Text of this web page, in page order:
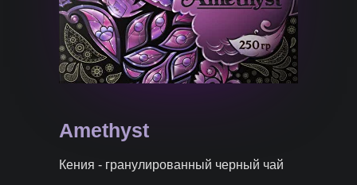
Amethyst
Кения - гранулированный черный чай